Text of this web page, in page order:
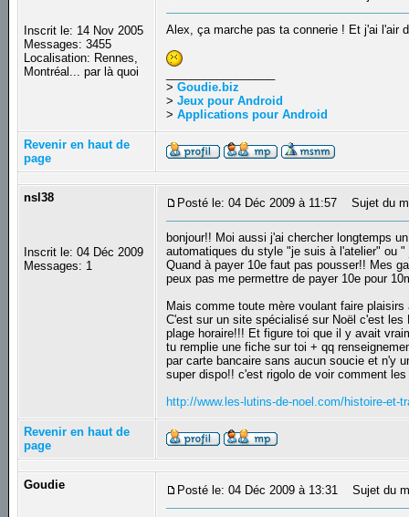
Inscrit le: 14 Nov 2005
Messages: 3455
Localisation: Rennes,
Montréal... par là quoi
Alex, ça marche pas ta connerie ! Et j'ai l'air
>Goudie.biz
>Jeux pour Android
>Applications pour Android
Revenir en haut de
page
nsl38
Inscrit le: 04 Déc 2009
Messages: 1
Posté le: 04 Déc 2009 à 11:57 Sujet du
bonjour!! Moi aussi j'ai chercher longtemps
automatiques du style "je suis à l'atelier" ou
Quand à payer 10e faut pas pousser!! Mes
peux pas me permettre de payer 10e pour
Mais comme toute mère voulant faire
C'est sur un site spécialisé sur Noël c'est
plage horaire!!! Et figure toi que il y avait
tu remplie une fiche sur toi + qq
par carte bancaire sans aucun soucie et n'y
super dispo!! c'est rigolo de voir comment
http://www.les-lutins-de-noel.com/histoire-et-
Revenir en haut de
page
Goudie Posté le: 04 Déc 2009 à 13:31 Sujet du